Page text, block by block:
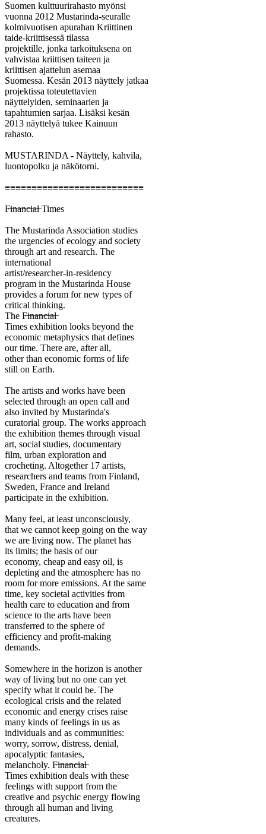
Suomen kulttuurirahasto myönsi
vuonna 2012 Mustarinda-seuralle
kolmivuotisen apurahan Kriittinen
taide-kriittisessä tilassa
projektille, jonka tarkoituksena on
vahvistaa kriittisen taiteen ja
kriittisen ajattelun asemaa
Suomessa. Kesän 2013 näyttely jatkaa
projektissa toteutettavien
näyttelyiden, seminaarien ja
tapahtumien sarjaa. Lisäksi kesän
2013 näyttelyä tukee Kainuun
rahasto.
MUSTARINDA - Näyttely, kahvila,
luontopolku ja näkötorni.
≡≡≡≡≡≡≡≡≡≡≡≡≡≡≡≡≡≡≡≡≡≡≡≡≡≡
F̶i̶n̶a̶n̶c̶i̶a̶l̶ Times
The Mustarinda Association studies
the urgencies of ecology and society
through art and research. The
international
artist/researcher-in-residency
program in the Mustarinda House
provides a forum for new types of
critical thinking.
The F̶i̶n̶a̶n̶c̶i̶a̶l̶
Times exhibition looks beyond the
economic metaphysics that defines
our time. There are, after all,
other than economic forms of life
still on Earth.
The artists and works have been
selected through an open call and
also invited by Mustarinda's
curatorial group. The works approach
the exhibition themes through visual
art, social studies, documentary
film, urban exploration and
crocheting. Altogether 17 artists,
researchers and teams from Finland,
Sweden, France and Ireland
participate in the exhibition.
Many feel, at least unconsciously,
that we cannot keep going on the way
we are living now. The planet has
its limits; the basis of our
economy, cheap and easy oil, is
depleting and the atmosphere has no
room for more emissions. At the same
time, key societal activities from
health care to education and from
science to the arts have been
transferred to the sphere of
efficiency and profit-making
demands.
Somewhere in the horizon is another
way of living but no one can yet
specify what it could be. The
ecological crisis and the related
economic and energy crises raise
many kinds of feelings in us as
individuals and as communities:
worry, sorrow, distress, denial,
apocalyptic fantasies,
melancholy. F̶i̶n̶a̶n̶c̶i̶a̶l̶
Times exhibition deals with these
feelings with support from the
creative and psychic energy flowing
through all human and living
creatures.